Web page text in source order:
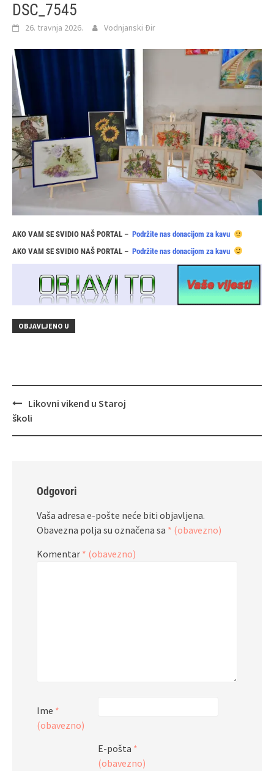
DSC_7545
26. travnja 2026. Vodnjanski Đir
AKO VAM SE SVIDIO NAŠ PORTAL – Podržite nas donacijom za kavu
AKO VAM SE SVIDIO NAŠ PORTAL – Podržite nas donacijom za kavu
OBJAVLJENO U
Navigacija
objava
Likovni vikend u Staroj
školi
Odgovori
Vaša adresa e-pošte neće biti objavljena.
Obavezna polja su označena sa * (obavezno)
Komentar * (obavezno)
Ime *
(obavezno)
E-pošta *
(obavezno)